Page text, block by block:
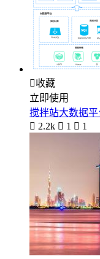
收藏
立即使用
搅拌站大数据平
 2.2k  1  1